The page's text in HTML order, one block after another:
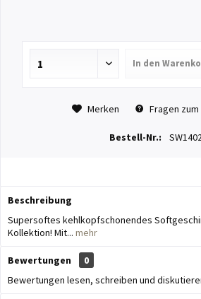
In den
Merken Fragen
Bestell-Nr.:
Beschreibung
Supersoftes kehlkopfschonendes
Kollektion! Mit... mehr
Bewertungen
0
Bewertungen lesen, schreiben und